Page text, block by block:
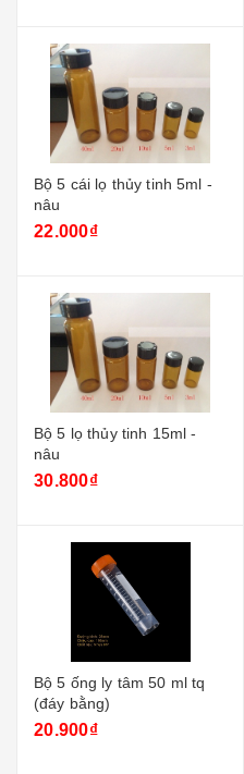
Bộ 5 cái lọ thủy tinh 5ml -
nâu
22.000₫
Bộ 5 lọ thủy tinh 15ml -
nâu
30.800₫
Bộ 5 ống ly tâm 50 ml tq
(đáy bằng)
20.900₫